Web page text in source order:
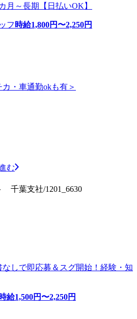
～長期【日払いOK】
フ 時給1,800円〜2,250円
・車通勤okも有＞
む
千葉支社/1201_6630
なしで即応募＆スグ開始！経験・知
時給1,500円〜2,250円